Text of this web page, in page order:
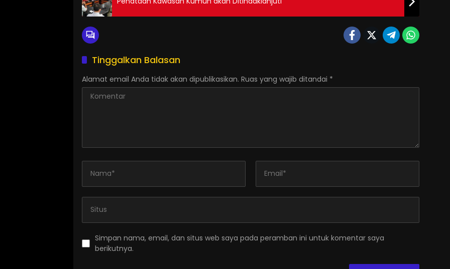
Tinggalkan Balasan
Alamat email Anda tidak akan dipublikasikan. Ruas yang wajib ditandai *
Simpan nama, email, dan situs web saya pada peramban ini untuk komentar saya
berikutnya.